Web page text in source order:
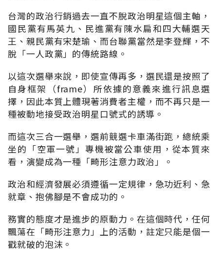
台灣的政治行銷過去一直不脫政治明星這個主軸，
國民黨有馬英九、民進黨有陳水扁和四大輔選天
王、親民黨有宋楚瑜、而台聯黨當然是李登輝，不
脫「一人政黨」的傳統路線。
以這次選舉來說，即使宣傳再多，選民還是按照了
自身框架（frame）所依據的意義來進行訊息選
擇，因此本質上體現著消費者主權，而不再只是一
種被動地接受政治明星口號式的誘導。
而這次三合一選舉，選前競選卡車滿街跑，總統乘
坐的「空軍一號」專機被當公車使用，從本質來
看，演變成為一種「畸形注意力政治」。
政治和經濟發展必須遵循一定規律，急功近利、急
就章、抱佛腳是不會成功的。
務實的態度才是進步的原動力。在這個時代，任何
飄蕩在「畸形注意力」上的活動，註定只能是個一
戳就破的泡沫。